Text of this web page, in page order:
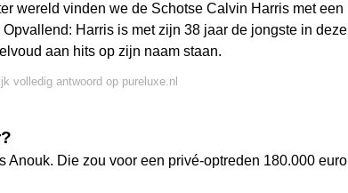
wereld vinden we de Schotse Calvin Harris met een
Harris is met zijn 38 jaar de jongste in deze
aan hits op zijn naam staan.
volledig antwoord op pureluxe.nl
Anouk. Die zou voor een privé-optreden 180.000 euro